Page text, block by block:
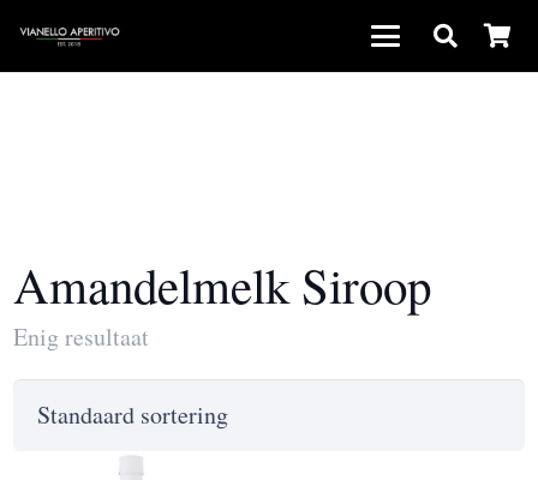
Amandelmelk Siroop
Enig resultaat